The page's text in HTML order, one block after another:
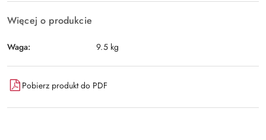
Więcej o produkcie
Waga: 9.5 kg
Pobierz produkt do PDF